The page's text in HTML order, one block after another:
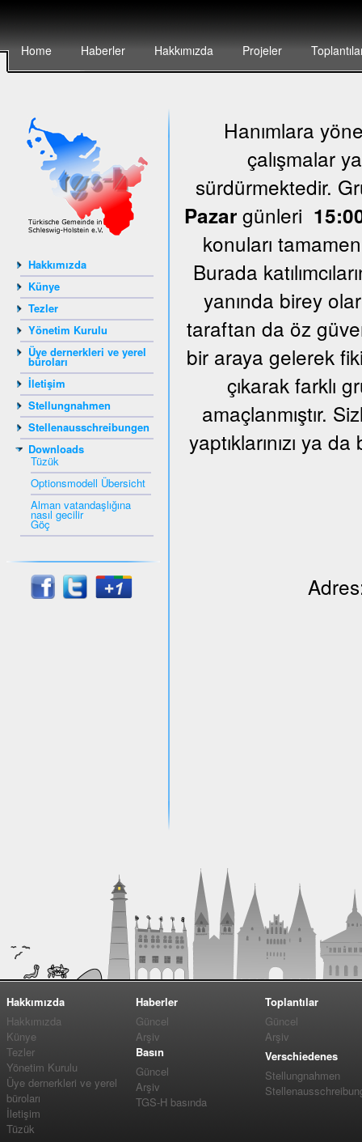
Home Haberler Hakkımızda Projeler
Hakkımızda
Künye
Tezler
Yönetim Kurulu
Üye dernerkleri ve yerel
büroları
İletişim
Stellungnahmen
Stellenausschreibungen
Downloads
Tüzük
Optionsmodell Übersicht
Alman vatandaşlığına
nasıl gecilir
Göç
Hanımlara
çalışmalar
sürdürmektedir.
Pazar günleri
konuları
Burada
yanında birey
taraftan da öz
bir araya gelerek
çıkarak farklı
amaçlanmıştır.
yaptıklarınızı ya
Hakkımızda
Hakkımızda
Künye
Tezler
Yönetim Kurulu
Üye dernerkleri ve yerel
büroları
İletişim
Tüzük
Haberler
Güncel
Arşiv
Basın
Güncel
Arşiv
TGS-H basında
Toplantılar
Güncel
Arşiv
Verschiedenes
Stellungnahmen